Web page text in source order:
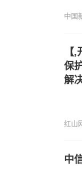
中国
保
解
红山
中